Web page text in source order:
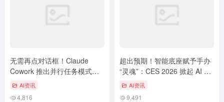
无需再点对话框！Claude
Cowork 推出并行任务模式，
助力4K办公自动化
AI资讯
4,816
超出预期！​智能底座赋予手办
“灵魂”：CES 2026 掀起 AI 收
藏品新浪潮，影响深远
AI资讯
9,491